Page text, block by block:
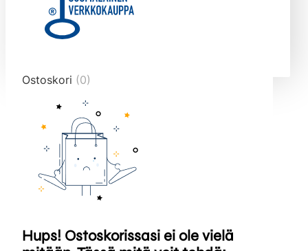
data-original-query-vars="[]" data-page="1"
data-max-pages="4525" data-start="1" data-
end="10">
Ostoskori (0)
Hups! Ostoskorissasi ei ole vielä